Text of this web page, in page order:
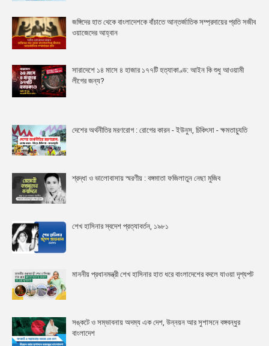
জঙ্গিদের হাত থেকে বাংলাদেশকে বাঁচাতে আন্তর্জাতিক সম্প্রদায়ের প্রতি সজীব
ওয়াজেদের আহ্বান
সারাদেশে ১৪ মাসে ৪ হাজার ১৭৭টি হত্যাকাণ্ড: আইন কি শুধু আওয়ামী
লীগের জন্য?
দেশের অর্থনীতির মরণরোগ : রোগের কারন - ইউনুস, চিকিৎসা - ক্ষমতাচ্যুতি
শ্রদ্ধা ও ভালোবাসায় স্মরণীয় : বঙ্গমাতা ফজিলাতুন নেছা মুজিব
শেখ হাসিনার স্বদেশ প্রত্যাবর্তন, ১৯৮১
মাননীয় প্রধানমন্ত্রী শেখ হাসিনার হাত ধরে বাংলাদেশের বদলে যাওয়া দৃশ্যপট
সঙ্কটে ও সম্ভাবনায় অদম্য এক দেশ, উন্নয়ন আর সুশাসনে বঙ্গবন্ধুর
বাংলাদেশ